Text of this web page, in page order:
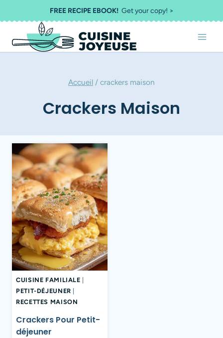
au
contenu
FREE RECIPE EBOOK!Get your copy! >
Accueil / crackers maison
Crackers Maison
CUISINE FAMILIALE
PETIT-DÉJEUNER
RECETTES MAISON
Crackers Pour Petit-
déjeuner